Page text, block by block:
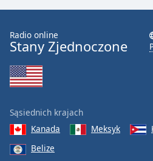
Radio online
Stany Zjednoczone
Sąsiednich krajach
Kanada
Meksyk
Belize